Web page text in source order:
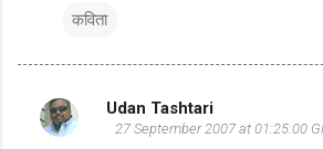
कविता
C
Udan Tashtari
27 September 2007 at 01:25:00